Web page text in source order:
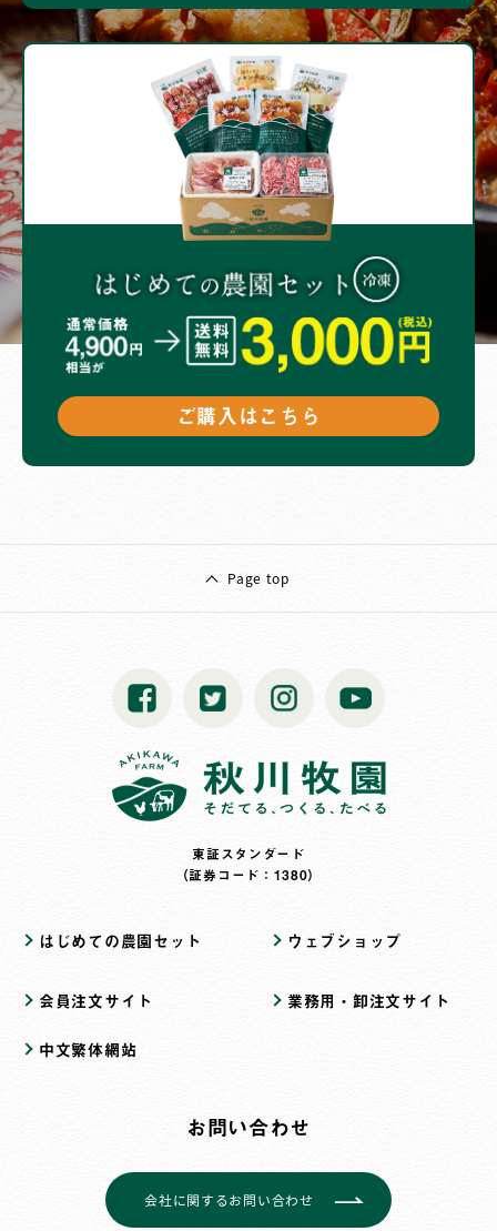
ご購入はこちら
Page top
東証スタンダード
（証券コード：1380）
はじめての農園セット ウェブショップ
会員注文サイト 業務用・卸注文サイト
中文繁体網站
お問い合わせ
会社に関するお問い合わせ